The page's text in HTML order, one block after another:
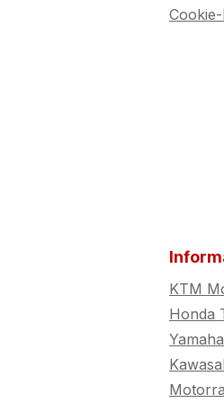
KTM
Honda